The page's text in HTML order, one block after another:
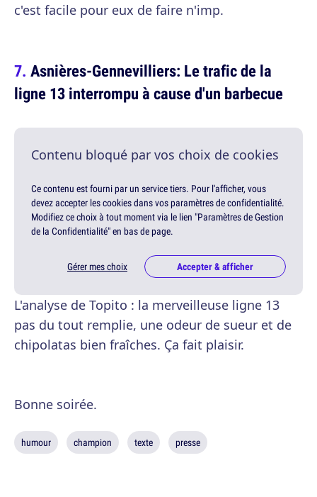
c'est facile pour eux de faire n'imp.
Asnières-Gennevilliers: Le trafic de la
ligne 13 interrompu à cause d'un barbecue
Contenu bloqué par vos choix de cookies
Ce contenu est fourni par un service tiers. Pour l'afficher, vous
devez accepter les cookies dans vos paramètres de confidentialité.
Modifiez ce choix à tout moment via le lien "Paramètres de Gestion
de la Confidentialité" en bas de page.
Gérer mes choix Accepter & afficher
L'analyse de Topito : la merveilleuse ligne 13
pas du tout remplie, une odeur de sueur et de
chipolatas bien fraîches. Ça fait plaisir.
Bonne soirée.
humour champion texte presse